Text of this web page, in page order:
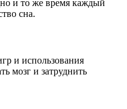
и то же время каждый
сна.
и использования
мозг и затруднить